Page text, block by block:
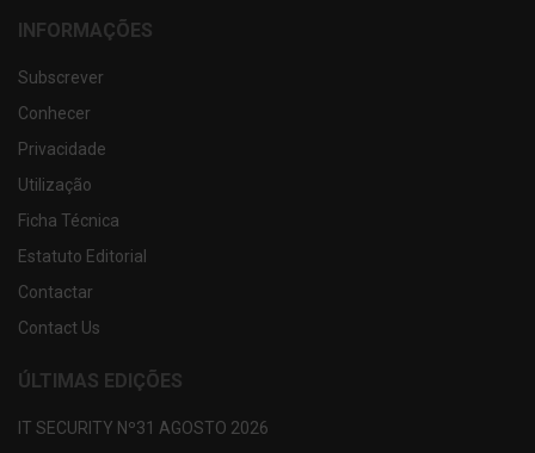
INFORMAÇÕES
Subscrever
Conhecer
Privacidade
Utilização
Ficha Técnica
Estatuto Editorial
Contactar
Contact Us
ÚLTIMAS EDIÇÕES
IT SECURITY Nº31 AGOSTO 2026